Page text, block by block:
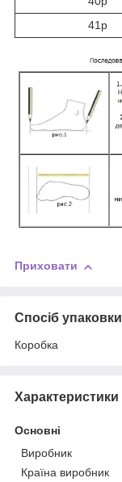
41р
Приховати
Спосіб упаковки
Коробка
Характеристики
Основні
Виробник
Країна виробник